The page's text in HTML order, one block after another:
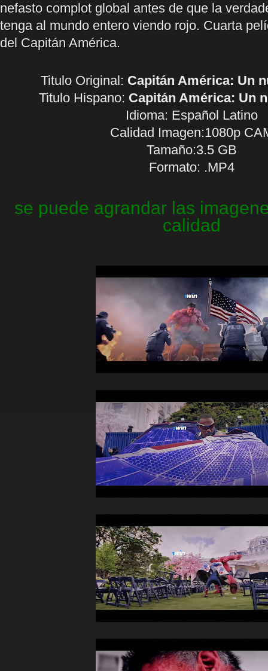
nefasto complot global antes de que la
tenga al mundo entero viendo rojo. Cuarta
del Capitán América.
Titulo Original: Capitán América: Un
Titulo Hispano: Capitán América: Un
Idioma: Español Latino
Calidad Imagen:1080p
Tamaño:3.5 GB
Formato: .MP4
se puede agrandar las
calidad